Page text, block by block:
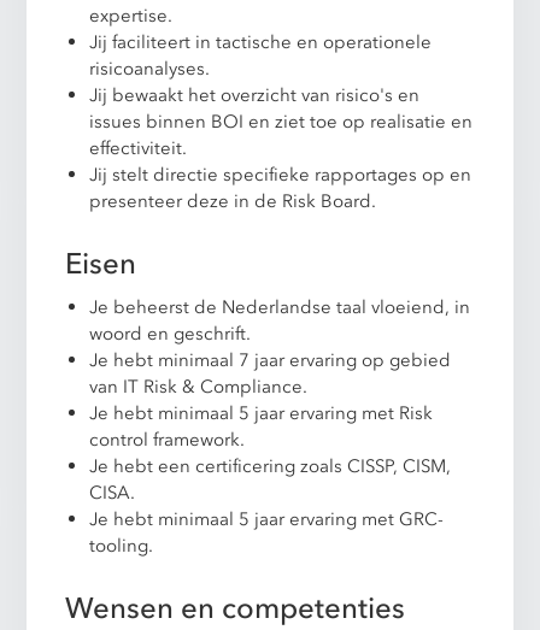
expertise.
Jij faciliteert in tactische en operationele
risicoanalyses.
Jij bewaakt het overzicht van risico's en
issues binnen BOI en ziet toe op realisatie en
effectiviteit.
Jij stelt directie specifieke rapportages op en
presenteer deze in de Risk Board.
Eisen
Je beheerst de Nederlandse taal vloeiend, in
woord en geschrift.
Je hebt minimaal 7 jaar ervaring op gebied
van IT Risk & Compliance.
Je hebt minimaal 5 jaar ervaring met Risk
control framework.
Je hebt een certificering zoals CISSP, CISM,
CISA.
Je hebt minimaal 5 jaar ervaring met GRC-
tooling.
Wensen en competenties